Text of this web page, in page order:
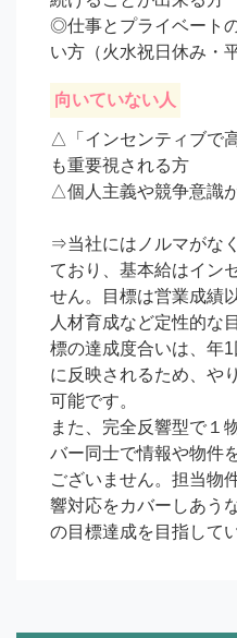
◎仕事とプライベート
い方（火水祝日休み・
向いていない人
△「インセンティブで
も重要視される方
△個人主義や競争意識
⇒当社にはノルマがな
ており、基本給はイン
せん。目標は営業成績
人材育成など定性的な
標の達成度合いは、年
に反映されるため、や
可能です。
また、完全反響型で１
バー同士で情報や物件
ございません。担当物
響対応をカバーしあう
の目標達成を目指して